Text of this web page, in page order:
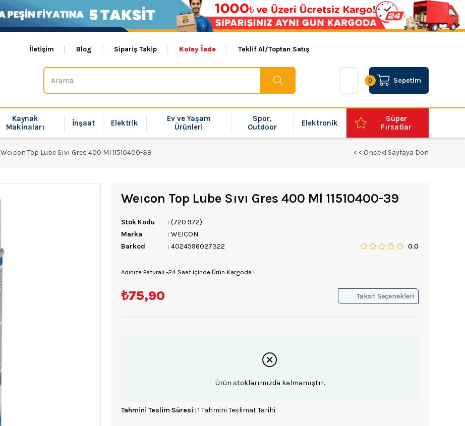
İletişim Blog Sipariş Takip Kolay İade Teklif Al/Toptan Satış
Sepetim
0
Kaynak
Makinaları
İnşaat Elektrik
Ev ve Yaşam
Ürünleri
Spor,
Outdoor
Elektronik
Süper
Fırsatlar
Weıcon Top Lube Sıvı Gres 400 Ml 11510400-39 < < Önceki Sayfaya Dön
Weıcon Top Lube Sıvı Gres 400 Ml 11510400-39
Stok Kodu
(720 972)
Marka
: WEICON
Barkod
: 4024596027322 0.0
Adınıza Faturalı -24 Saat içinde Ürün Kargoda !
₺75,90 Taksit Seçenekleri
Ürün stoklarımızda kalmamıştır.
Tahmini Teslim Süresi : 1 Tahmini Teslimat Tarihi